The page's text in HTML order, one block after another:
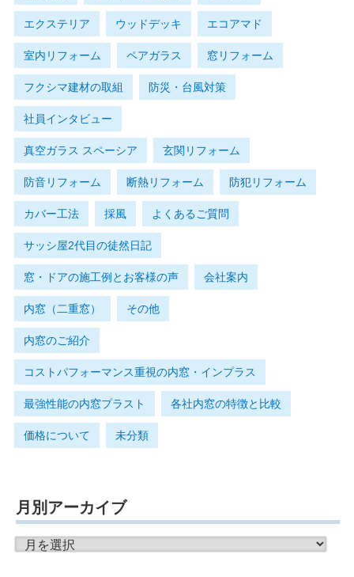
エクステリア ウッドデッキ エコアマド
室内リフォーム ペアガラス 窓リフォーム
フクシマ建材の取組
社員インタビュー
防災・台風対策
真空ガラス スペーシア 玄関リフォーム
防音リフォーム 断熱リフォーム 防犯リフォーム
カバー工法 採風 よくあるご質問
サッシ屋2代目の徒然日記
窓・ドアの施工例とお客様の声
内窓（二重窓） その他
会社案内
内窓のご紹介
コストパフォーマンス重視の内窓・インプラス
最強性能の内窓プラスト 各社内窓の特徴と比較
価格について 未分類
月別アーカイブ
月
別